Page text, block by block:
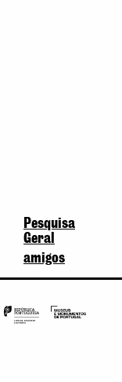
Pesquisa
Geral
amigos